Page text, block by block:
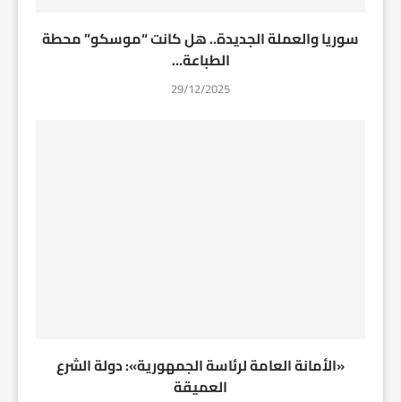
سوريا والعملة الجديدة.. هل كانت “موسكو” محطة
الطباعة...
29/12/2025
«الأمانة العامة لرئاسة الجمهورية»: دولة الشرع
العميقة